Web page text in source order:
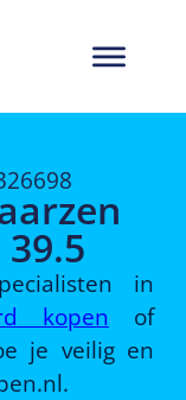
in
kopen of
je veilig en